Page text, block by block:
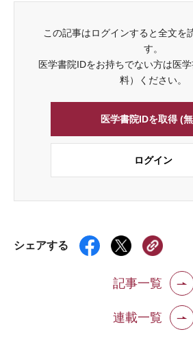
この記事はログインすると全文を
す。
医学書院IDをお持ちでない方は医
料）ください。
医学書院IDを取得 (
ログイン
シェアする
記事一覧
連載一覧